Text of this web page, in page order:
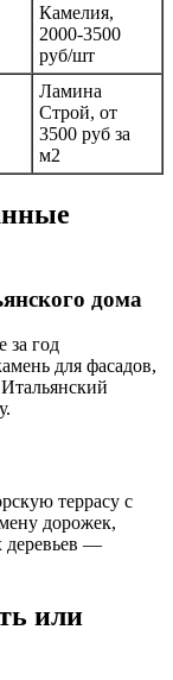
Камелия,
2000-3500
руб/шт
Ламина
Строй, от
3500 руб за
м2
дома
за год
для фасадов,
террасу с
дорожек,
деревьев —
или